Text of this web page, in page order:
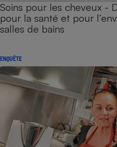
Soins pour les cheveux -
pour la santé et pour
salles de bains
ENQUÊTE